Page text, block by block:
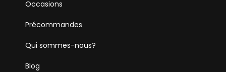
Occasions
Précommandes
Qui sommes-nous?
Blog